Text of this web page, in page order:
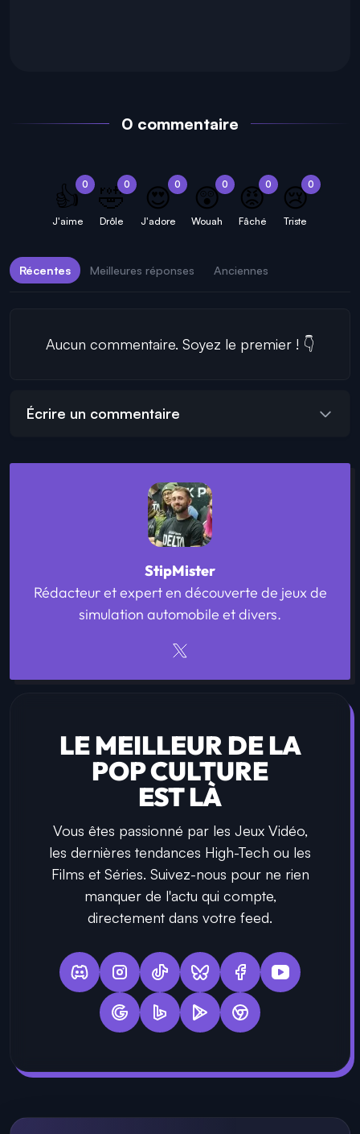
0 commentaire
0
👍
J'aime
0
🤣
Drôle
0
😍
J'adore
0
😲
Wouah
0
😡
Fâché
0
😢
Triste
Récentes Meilleures réponses Anciennes
Aucun commentaire. Soyez le premier ! 👇
Écrire un commentaire
StipMister
Rédacteur et expert en découverte de jeux de
simulation automobile et divers.
LE MEILLEUR DE LA
POP CULTURE
EST LÀ
Vous êtes passionné par les Jeux Vidéo,
les dernières tendances High-Tech ou les
Films et Séries. Suivez-nous pour ne rien
manquer de l'actu qui compte,
directement dans votre feed.